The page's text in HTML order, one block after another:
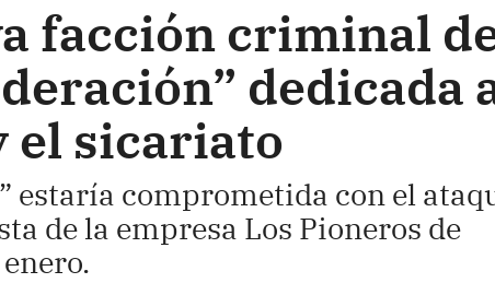
facción criminal
dedicada
el sicariato
estaría comprometida con el
de la empresa Los Pioneros de